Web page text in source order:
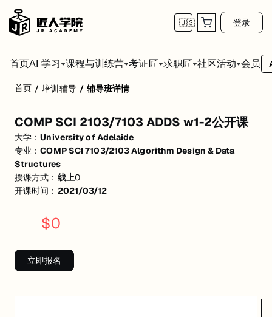
🇺🇸 登录
首页AI 学习 课程与训练营 考证匠 求职匠 社区活动 会员
活动形式: 线上
开始日期: 2021/3/12
关联大学:
University of Adelaide
关联课程:COMP SCI 7103/2103 Algorithm Design & Data Structures
匠人学院提供高质量的IT培训课程和Workshop，帮助学员掌握实用技能
首页 / 培训辅导 / 辅导班详情
COMP SCI 2103/7103 ADDS w1-2公开课
大学：University of Adelaide
专业：COMP SCI 7103/2103 Algorithm Design & Data
Structures
授课方式： 线上0
开课时间： 2021/03/12
$0
立即报名